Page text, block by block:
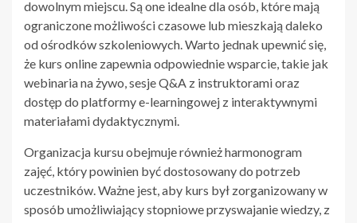
dowolnym miejscu. Są one idealne dla osób, które mają
ograniczone możliwości czasowe lub mieszkają daleko
od ośrodków szkoleniowych. Warto jednak upewnić się,
że kurs online zapewnia odpowiednie wsparcie, takie jak
webinaria na żywo, sesje Q&A z instruktorami oraz
dostęp do platformy e-learningowej z interaktywnymi
materiałami dydaktycznymi.
Organizacja kursu obejmuje również harmonogram
zajęć, który powinien być dostosowany do potrzeb
uczestników. Ważne jest, aby kurs był zorganizowany w
sposób umożliwiający stopniowe przyswajanie wiedzy, z